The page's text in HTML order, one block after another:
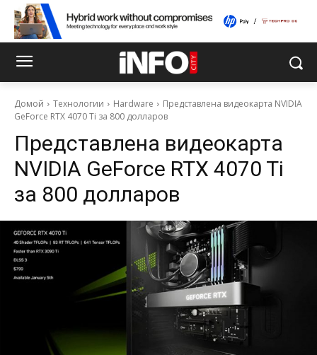
Домой Технологии Hardware
Представлена видеокарта NVIDIA
GeForce RTX 4070 Ti за 800 долларов
Представлена видеокарта
NVIDIA GeForce RTX 4070 Ti
за 800 долларов